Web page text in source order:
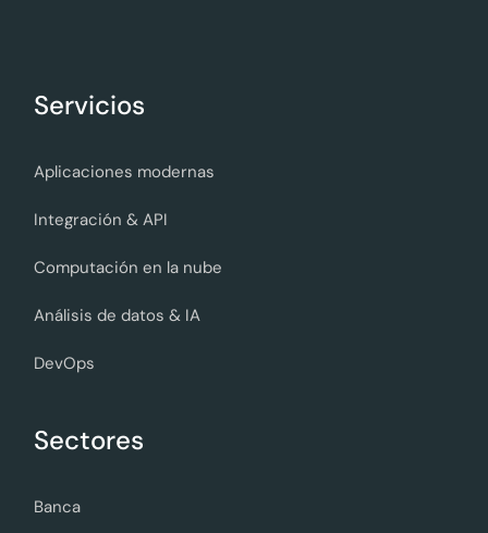
Servicios
Aplicaciones modernas
Integración & API
Computación en la nube
Análisis de datos & IA
DevOps
Sectores
Banca